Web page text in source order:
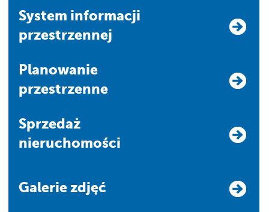
system informacji
przestrzennej
Planowanie
przestrzenne
Sprzedaż
nieruchomości
Galerie zdjęć